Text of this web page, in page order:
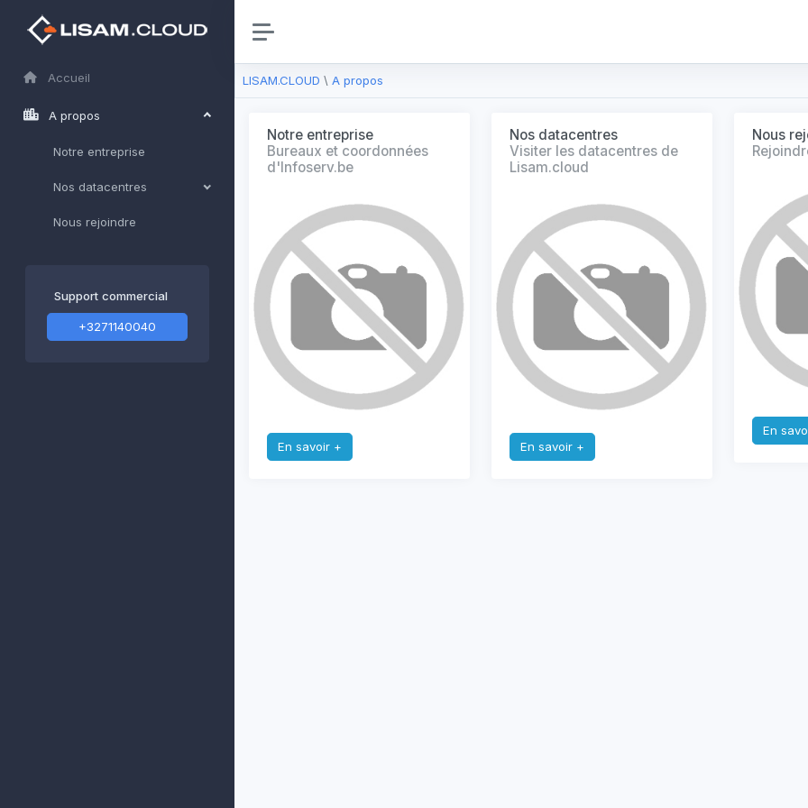
Accueil
A propos
Notre entreprise
Nos datacentres
Nous rejoindre
Support commercial
+3271140040
LISAM.CLOUD \ A propos
Notre entreprise
Bureaux et coordonnées
d'Infoserv.be
En savoir +
Nos datacentres
Visiter les datacentres de
Lisam.cloud
En savoir +
Nous
En